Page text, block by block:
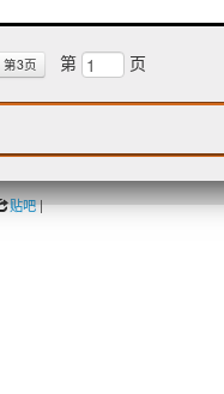
第3页 第 页
贴吧|